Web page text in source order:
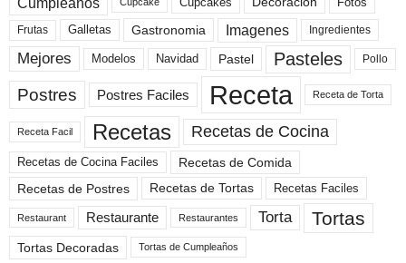
Frutas Galletas Gastronomia Imagenes Ingredientes
Mejores Modelos Navidad Pastel Pasteles Pollo
Postres Postres Faciles Receta Receta de Torta
Receta Facil Recetas Recetas de Cocina
Recetas de Cocina Faciles
Recetas de Comida
Recetas de Postres
Recetas de Tortas Recetas Faciles
Restaurant Restaurante Restaurantes Torta Tortas
Tortas Decoradas Tortas de Cumpleaños